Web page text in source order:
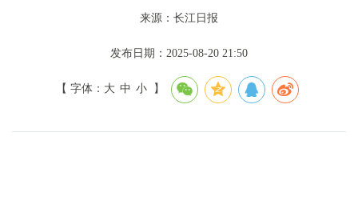
来源：长江日报
发布日期：2025-08-20 21:50
【 字体： 大 中 小 】